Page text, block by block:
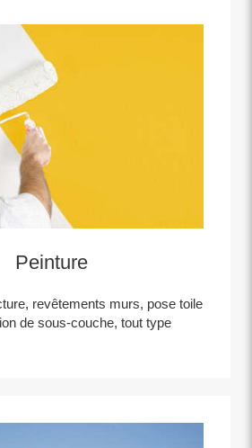
Peinture
revêtements murs, pose toile
de sous-couche, tout type